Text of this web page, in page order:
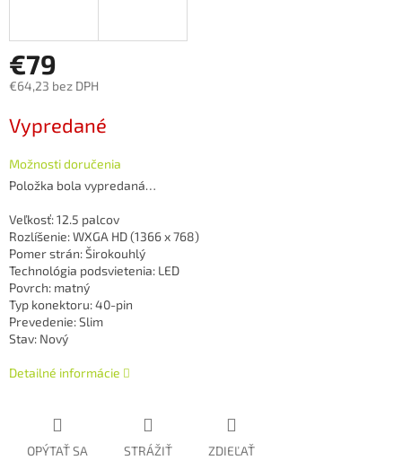
€79
€64,23 bez DPH
cena:
Vypredané
Možnosti doručenia
Položka bola vypredaná…
Veľkosť: 12.5 palcov
Rozlíšenie: WXGA HD (1366 x 768)
Pomer strán: Širokouhlý
Technológia podsvietenia: LED
Povrch: matný
Typ konektoru: 40-pin
Prevedenie: Slim
Stav: Nový
Detailné informácie
OPÝTAŤ SA STRÁŽIŤ ZDIEĽAŤ